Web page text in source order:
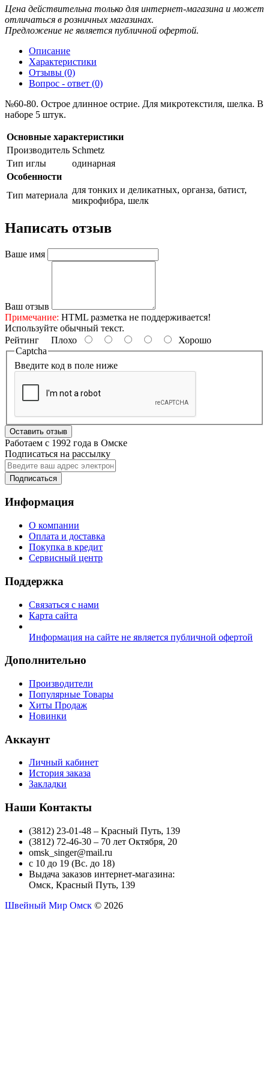
Цена действительна только для интернет-магазина и может
отличаться в розничных магазинах.
Предложение не является публичной офертой.
Описание
Характеристики
Отзывы (0)
Вопрос - ответ (0)
№60-80. Острое длинное острие. Для микротекстиля, шелка. В
наборе 5 штук.
Основные характеристики
Производитель Schmetz
Тип иглы
одинарная
Особенности
Тип материала
для тонких и деликатных, органза, батист,
микрофибра, шелк
Написать отзыв
Ваше имя
Ваш отзыв
Примечание: HTML разметка не поддерживается!
Используйте обычный текст.
Рейтинг Плохо
Хорошо
Captcha
Введите код в поле ниже
Оставить отзыв
Работаем с 1992 года в Омске
Подписаться на рассылку
Подписаться
Информация
О компании
Оплата и доставка
Покупка в кредит
Сервисный центр
Поддержка
Связаться с нами
Карта сайта
Информация на сайте не является публичной офертой
Дополнительно
Производители
Популярные Товары
Хиты Продаж
Новинки
Аккаунт
Личный кабинет
История заказа
Закладки
Наши Контакты
(3812) 23-01-48 – Красный Путь, 139
(3812) 72-46-30 – 70 лет Октября, 20
omsk_singer@mail.ru
с 10 до 19 (Вс. до 18)
Выдача заказов интернет-магазина:
Омск, Красный Путь, 139
Швейный Мир Омск © 2026